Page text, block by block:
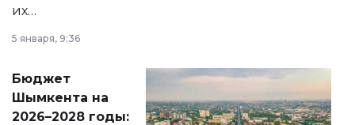
их
принести
народу
Венесуэлы.
5 января, 9:36
Бюджет
Шымкента на
2026–2028 годы: